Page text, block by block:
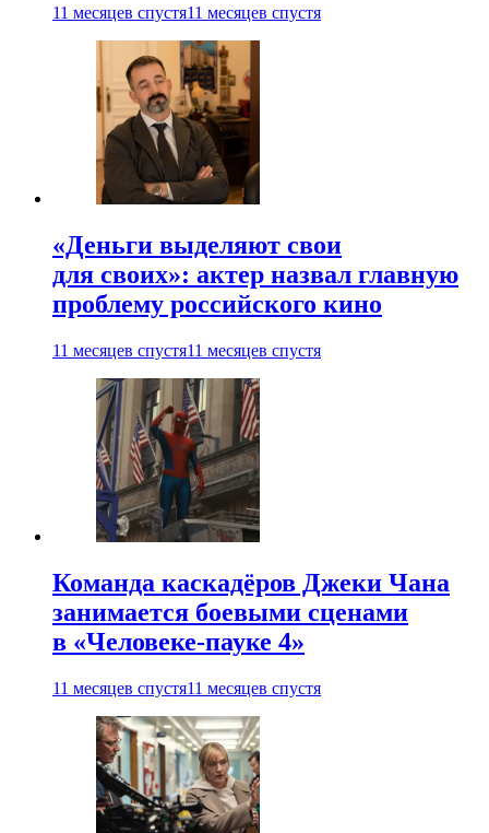
11 месяцев спустя11 месяцев спустя
«Деньги выделяют свои
для своих»: актер назвал главную
проблему российского кино
11 месяцев спустя11 месяцев спустя
Команда каскадёров Джеки Чана
занимается боевыми сценами
в «Человеке-пауке 4»
11 месяцев спустя11 месяцев спустя